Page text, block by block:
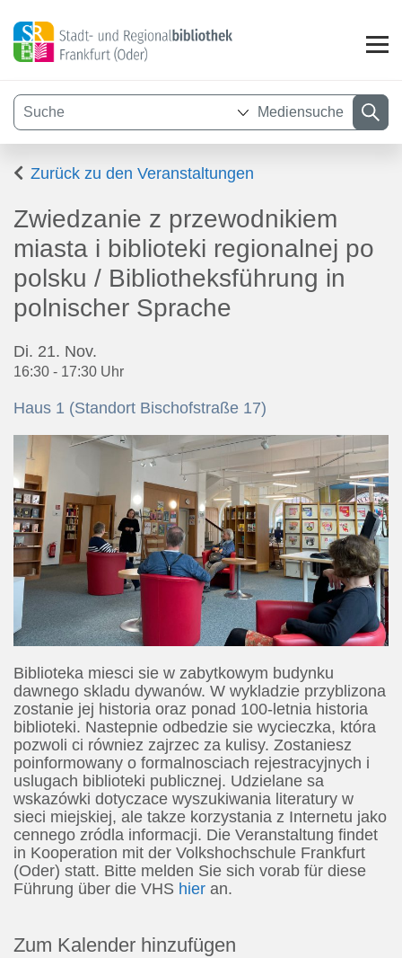
Assistenzsoftware
Mediensuche
Zurück zu den Veranstaltungen
Zwiedzanie z przewodnikiem
miasta i biblioteki regionalnej po
polsku / Bibliotheksführung in
polnischer Sprache
Di. 21. Nov.
16:30 - 17:30 Uhr
Haus 1 (Standort Bischofstraße 17)
Biblioteka miesci sie w zabytkowym budynku
dawnego skladu dywanów. W wykladzie przyblizona
zostanie jej historia oraz ponad 100-letnia historia
biblioteki. Nastepnie odbedzie sie wycieczka, która
pozwoli ci równiez zajrzec za kulisy. Zostaniesz
poinformowany o formalnosciach rejestracyjnych i
uslugach biblioteki publicznej. Udzielane sa
wskazówki dotyczace wyszukiwania literatury w
sieci miejskiej, ale takze korzystania z Internetu jako
cennego zródla informacji. Die Veranstaltung findet
in Kooperation mit der Volkshochschule Frankfurt
(Oder) statt. Bitte melden Sie sich vorab für diese
Führung über die VHS hier an.
Zum Kalender hinzufügen